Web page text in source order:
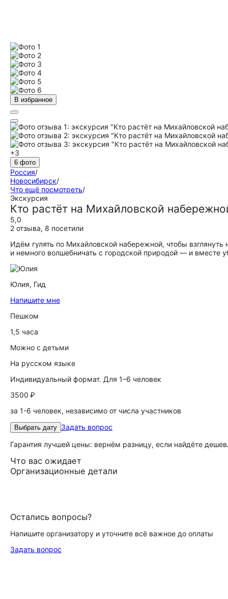
В избранное
+3
6 фото
Россия/
Новосибирск/
Что ещё посмотреть/
Экскурсия
Кто растёт на Михайловской
5,0
2 отзыва, 8 посетили
Идём гулять по Михайловской набережной, чтобы
и немного волшебничать с городской природой — и вместе
Юлия, Гид
Напишите мне
Пешком
1,5 часа
Можно с детьми
На русском языке
Индивидуальный формат. Для 1–6 человек
3500 ₽
за 1-6 человек, независимо от числа участников
Выбрать дату Задать вопрос
Гарантия лучшей цены: вернём разницу, если найдёте
Что вас ожидает
Организационные детали
Остались вопросы?
Напишите организатору и уточните всё важное до оплаты
Задать вопрос